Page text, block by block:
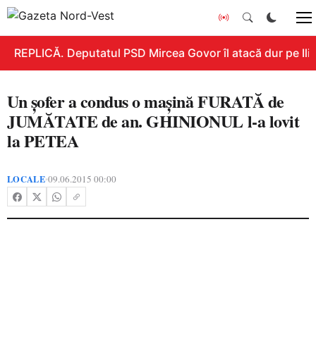
REPLICĂ. Deputatul PSD Mircea Govor îl atacă dur pe
Un şofer a condus o maşină FURATĂ de
JUMĂTATE de an. GHINIONUL l-a lovit
la PETEA
LOCALE•09.06.2015 00:00